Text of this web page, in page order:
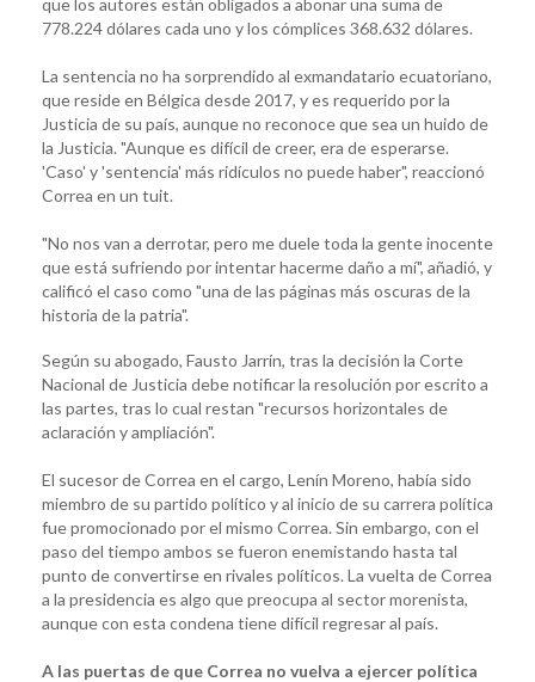
778.224 dólares cada uno y los cómplices 368.632 dólares.
La sentencia no ha sorprendido al exmandatario ecuatoriano,
que reside en Bélgica desde 2017, y es requerido por la
Justicia de su país, aunque no reconoce que sea un huido de
la Justicia. "Aunque es difícil de creer, era de esperarse.
'Caso' y 'sentencia' más ridículos no puede haber", reaccionó
Correa en un tuit.
"No nos van a derrotar, pero me duele toda la gente inocente
que está sufriendo por intentar hacerme daño a mí", añadió, y
calificó el caso como "una de las páginas más oscuras de la
historia de la patria".
Según su abogado, Fausto Jarrín, tras la decisión la Corte
Nacional de Justicia debe notificar la resolución por escrito a
las partes, tras lo cual restan "recursos horizontales de
aclaración y ampliación".
El sucesor de Correa en el cargo, Lenín Moreno, había sido
miembro de su partido político y al inicio de su carrera política
fue promocionado por el mismo Correa. Sin embargo, con el
paso del tiempo ambos se fueron enemistando hasta tal
punto de convertirse en rivales políticos. La vuelta de Correa
a la presidencia es algo que preocupa al sector morenista,
aunque con esta condena tiene difícil regresar al país.
A las puertas de que Correa no vuelva a ejercer política